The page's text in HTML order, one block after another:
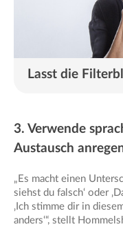
Lasst die
3. Verwende
Austausch
„Es macht einen
siehst du falsch‘ oder
‚Ich stimme dir in
anders‘“, stellt